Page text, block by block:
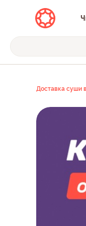
Доставка суши